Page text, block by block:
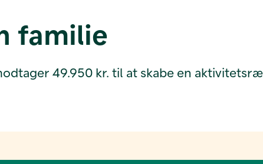
familie
49.950 kr. til at skabe en